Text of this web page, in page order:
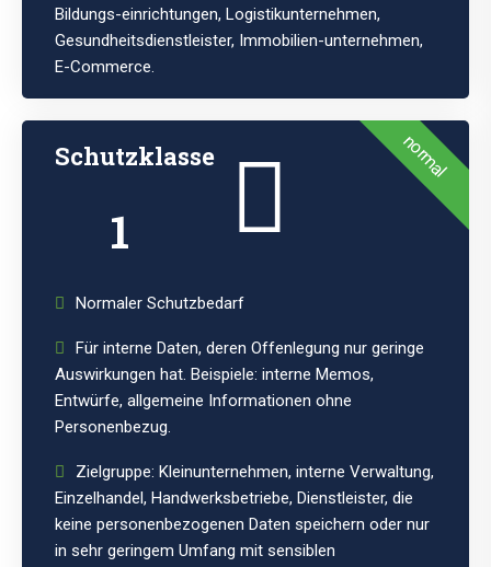
Bildungs-einrichtungen, Logistikunternehmen,
Gesundheitsdienstleister, Immobilien-unternehmen,
E-Commerce.
normal
Schutzklasse
1
Normaler Schutzbedarf
Für interne Daten, deren Offenlegung nur geringe
Auswirkungen hat. Beispiele: interne Memos,
Entwürfe, allgemeine Informationen ohne
Personenbezug.
Zielgruppe: Kleinunternehmen, interne Verwaltung,
Einzelhandel, Handwerksbetriebe, Dienstleister, die
keine personenbezogenen Daten speichern oder nur
in sehr geringem Umfang mit sensiblen